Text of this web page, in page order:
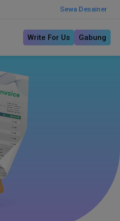
Sewa Desainer
Write For Us Gabung